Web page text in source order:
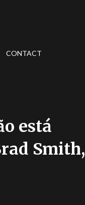
CONTACT
está
Smith,